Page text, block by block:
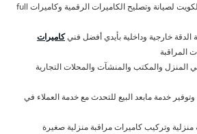
نوفر افضل رقم فني كاميرات الكويت لصيانة وتصليح الكاميرات الرقمية وكاميرات full
الدقة خارجية وداخلية بأيدي أفضل فنيكاميرات
المراقبة
والمكتب والمنشآت والمحلات التجارية
خدمة مابعد البيع للتحدث مع خدمة العملاء في
وتركيب كاميرات مراقبة منزلية صغيرة